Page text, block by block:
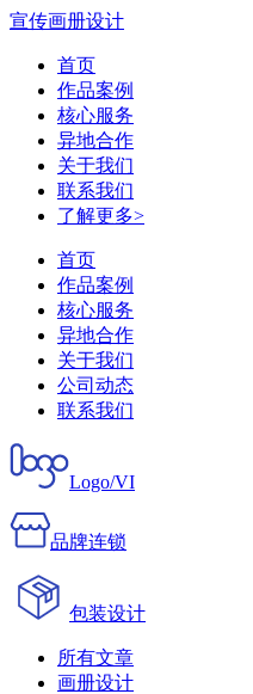
宣传画册设计
首页
作品案例
核心服务
异地合作
关于我们
联系我们
了解更多>
首页
作品案例
核心服务
异地合作
关于我们
公司动态
联系我们
Logo/VI
品牌连锁
包装设计
所有文章
画册设计